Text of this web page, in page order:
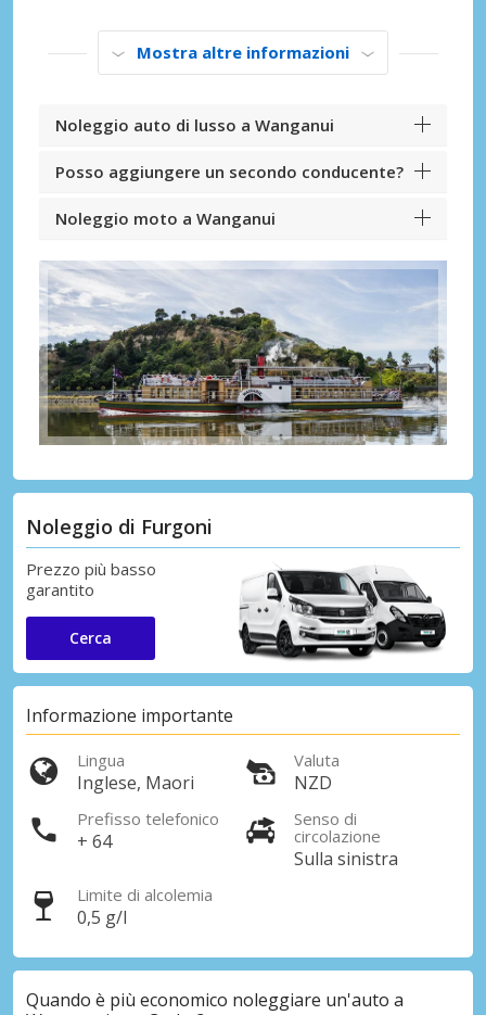
Mostra altre informazioni
Noleggio auto di lusso a Wanganui
Posso aggiungere un secondo conducente?
Noleggio moto a Wanganui
Noleggio di Furgoni
Prezzo più basso
garantito
Cerca
Informazione importante
Lingua
Inglese, Maori
Valuta
NZD
Prefisso telefonico
+ 64
Senso di
circolazione
Sulla sinistra
Limite di alcolemia
0,5 g/l
Quando è più economico noleggiare un'auto a